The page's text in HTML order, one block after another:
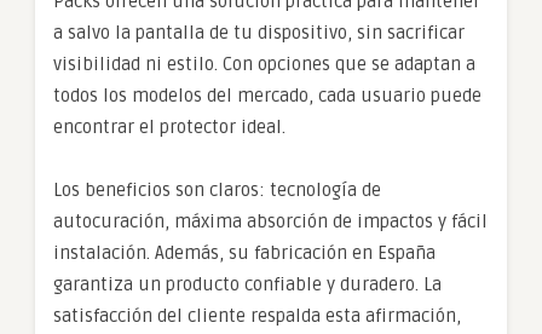
a salvo la pantalla de tu dispositivo, sin sacrificar
visibilidad ni estilo. Con opciones que se adaptan a
todos los modelos del mercado, cada usuario puede
encontrar el protector ideal.
Los beneficios son claros: tecnología de
autocuración, máxima absorción de impactos y fácil
instalación. Además, su fabricación en España
garantiza un producto confiable y duradero. La
satisfacción del cliente respalda esta afirmación,